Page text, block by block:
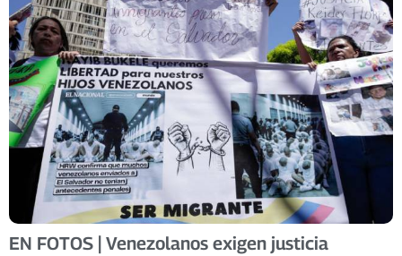
EN FOTOS | Venezolanos exigen justicia